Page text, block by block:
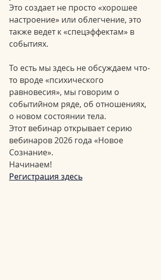
Это создает не просто «хорошее
настроение» или облегчение, это
также ведет к «спецэффектам» в
событиях.
То есть мы здесь не обсуждаем что-
то вроде «психического
равновесия», мы говорим о
событийном ряде, об отношениях,
о новом состоянии тела.
Этот вебинар открывает серию
вебинаров 2026 года «Новое
Сознание».
Начинаем!
Регистрация здесь